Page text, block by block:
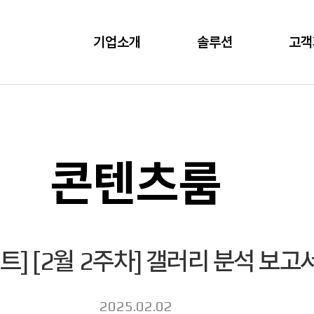
기업소개 솔루션 고
콘텐츠룸
] [2월 2주차] 갤러리 분석 보고
2025.02.02